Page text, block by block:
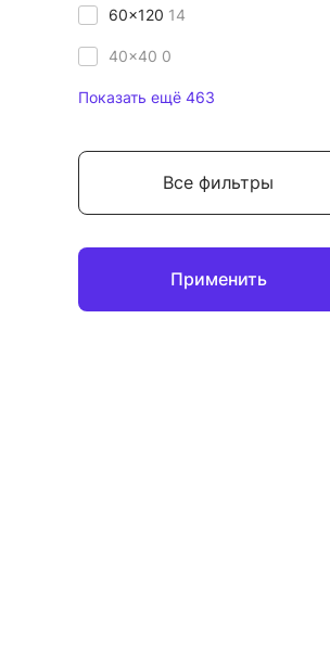
60x120 14
40x40 0
Показать ещё 463
Все фильтры
Применить